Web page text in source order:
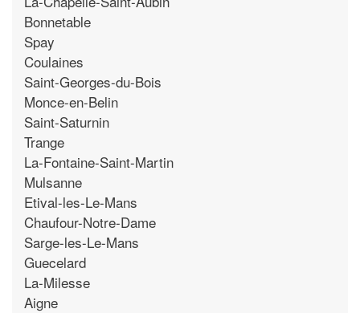
Bonnetable
Spay
Coulaines
Saint-Georges-du-Bois
Monce-en-Belin
Saint-Saturnin
Trange
La-Fontaine-Saint-Martin
Mulsanne
Etival-les-Le-Mans
Chaufour-Notre-Dame
Sarge-les-Le-Mans
Guecelard
La-Milesse
Aigne